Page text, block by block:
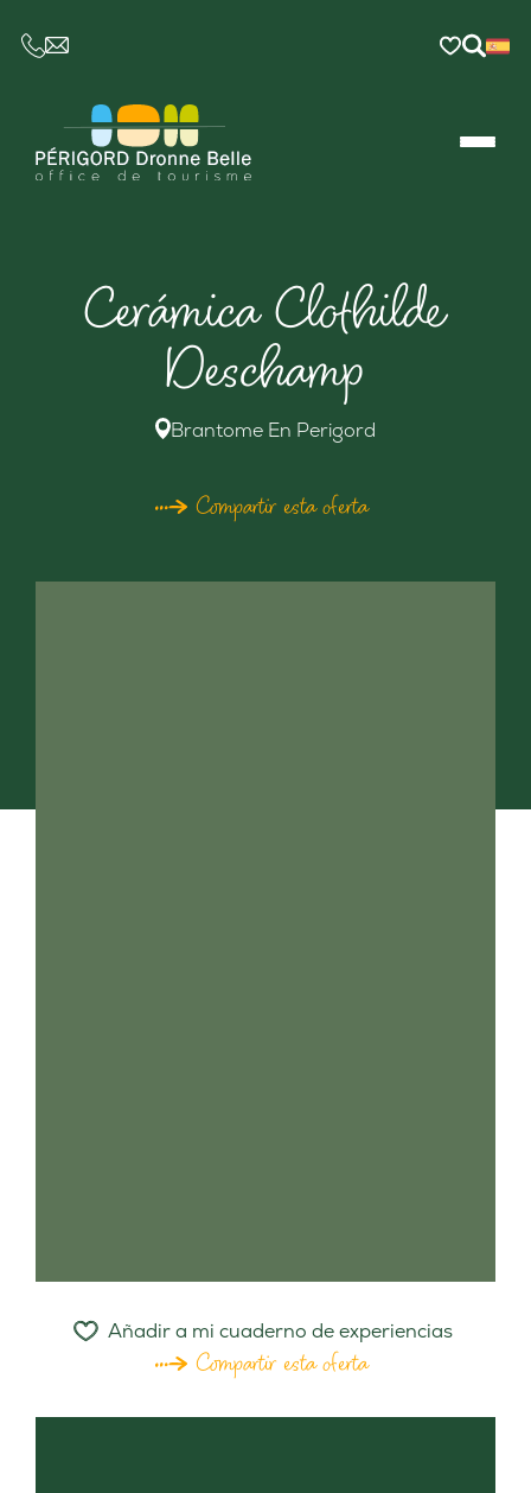
CE LIEN OUVRIRA VOTRE LOGICIEL DE
Cerámica Clothilde
Deschamp
Brantome En Perigord
Compartir esta oferta
Añadir a mi cuaderno de experiencias
Compartir esta oferta